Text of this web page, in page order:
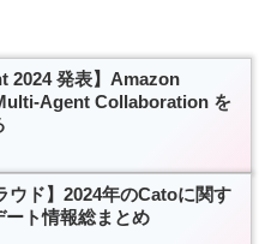
2024 発表】Amazon
Agent Collaboration を
ウド】2024年のCatoに関す
ート情報総まとめ